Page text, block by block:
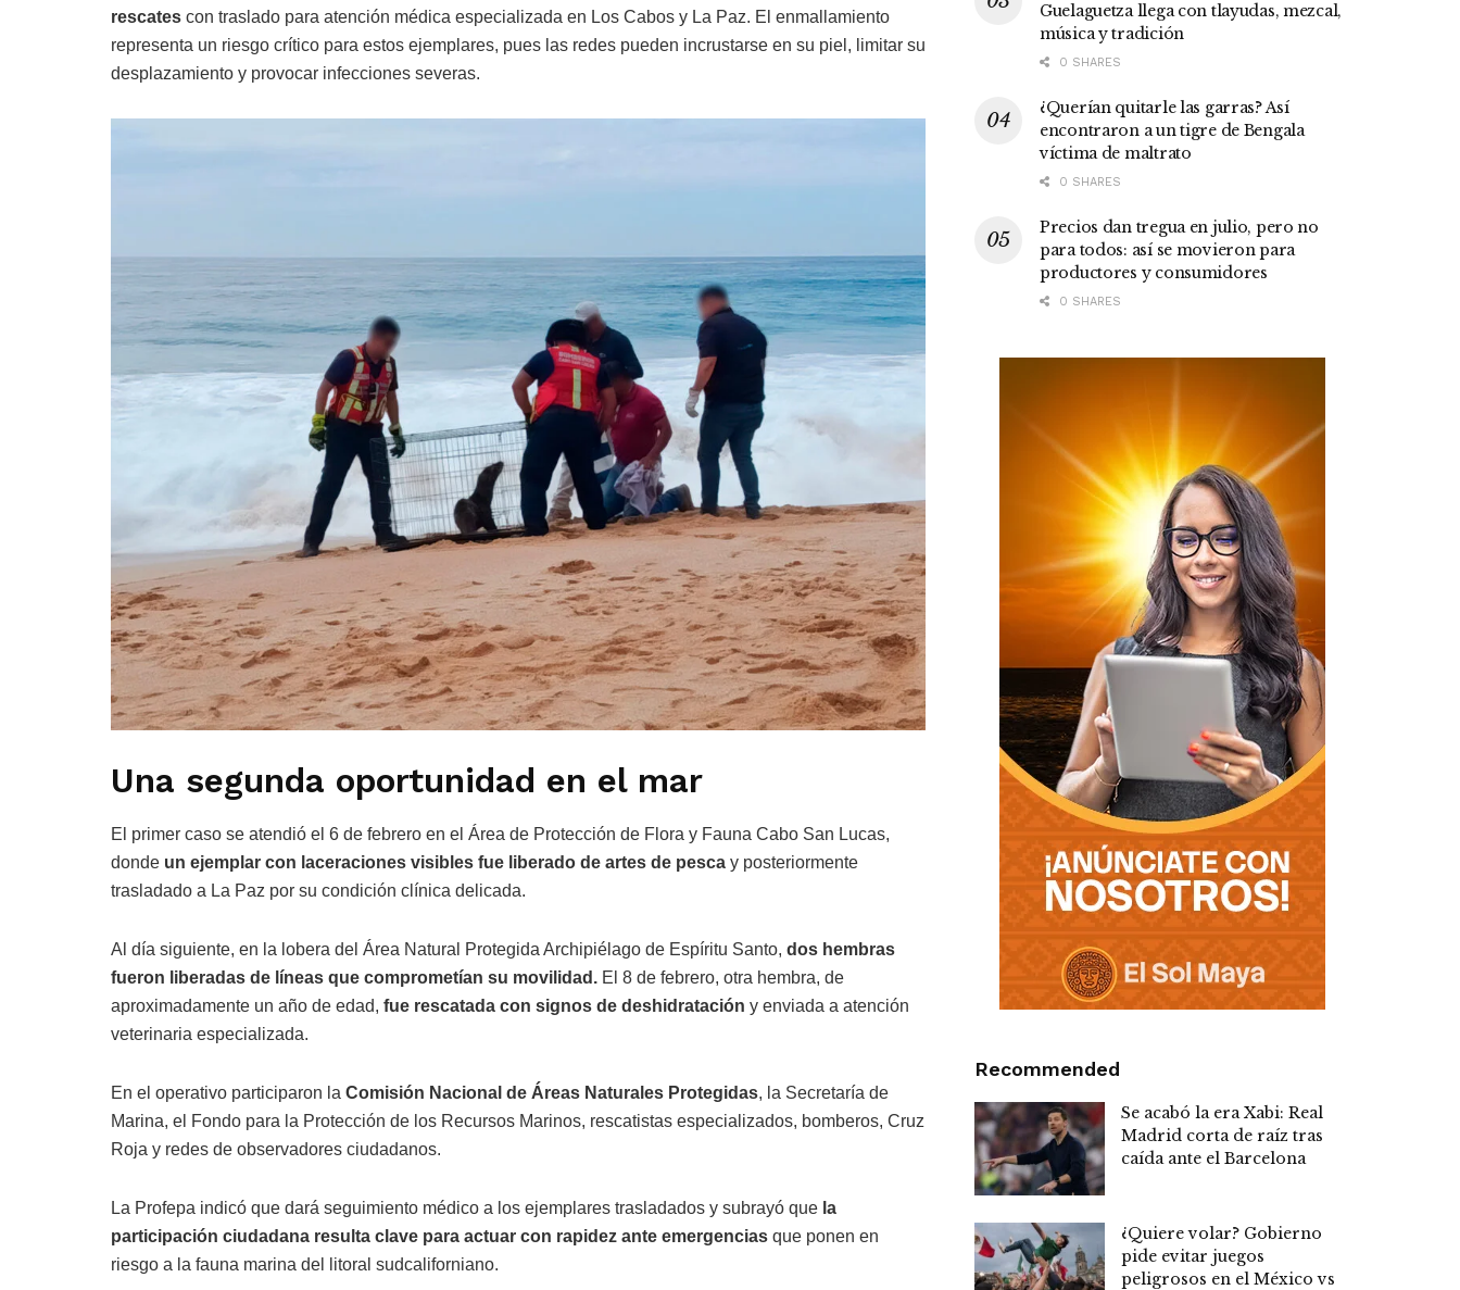
rescates con traslado para atención médica especializada en Los Cabos y La Paz. El enmallamiento
representa un riesgo crítico para estos ejemplares, pues las redes pueden incrustarse en su piel, limitar su
desplazamiento y provocar infecciones severas.
Una segunda oportunidad en el mar
El primer caso se atendió el 6 de febrero en el Área de Protección de Flora y Fauna Cabo San Lucas,
donde un ejemplar con laceraciones visibles fue liberado de artes de pesca y posteriormente
trasladado a La Paz por su condición clínica delicada.
Al día siguiente, en la lobera del Área Natural Protegida Archipiélago de Espíritu Santo, dos hembras
fueron liberadas de líneas que comprometían su movilidad. El 8 de febrero, otra hembra, de
aproximadamente un año de edad, fue rescatada con signos de deshidratación y enviada a atención
veterinaria especializada.
En el operativo participaron la Comisión Nacional de Áreas Naturales Protegidas, la Secretaría de
Marina, el Fondo para la Protección de los Recursos Marinos, rescatistas especializados, bomberos, Cruz
Roja y redes de observadores ciudadanos.
La Profepa indicó que dará seguimiento médico a los ejemplares trasladados y subrayó que la
participación ciudadana resulta clave para actuar con rapidez ante emergencias que ponen en
riesgo a la fauna marina del litoral sudcaliforniano.
Guelaguetza llega con tlayudas, mezcal,
música y tradición
0 SHARES
¿Querían quitarle las garras? Así
encontraron a un tigre de Bengala
víctima de maltrato
0 SHARES
Precios dan tregua en julio, pero no
para todos: así se movieron para
productores y consumidores
0 SHARES
Recommended
Se acabó la era Xabi: Real
Madrid corta de raíz tras
caída ante el Barcelona
¿Quiere volar? Gobierno
pide evitar juegos
peligrosos en el México vs